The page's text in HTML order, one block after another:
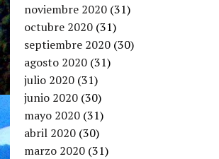
noviembre 2020(31)
octubre 2020(31)
septiembre 2020(30)
agosto 2020(31)
julio 2020(31)
junio 2020(30)
mayo 2020(31)
abril 2020(30)
marzo 2020(31)